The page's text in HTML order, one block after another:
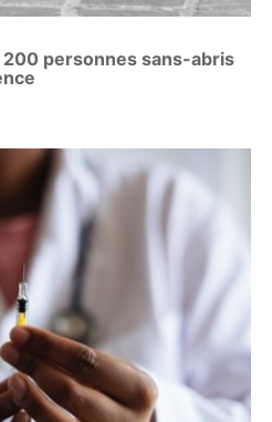
personnes sans-abris